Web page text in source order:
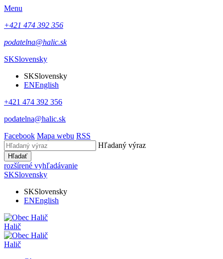
Menu
+421 474 392 356
podatelna@halic.sk
SKSlovensky
SKSlovensky
ENEnglish
+421 474 392 356
podatelna@halic.sk
Facebook Mapa webu RSS
Hľadaný výraz
Hľadať
rozšírené vyhľadávanie
SKSlovensky
SKSlovensky
ENEnglish
Halič
Halič